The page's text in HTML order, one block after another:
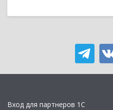
Вход для партнеров 1С